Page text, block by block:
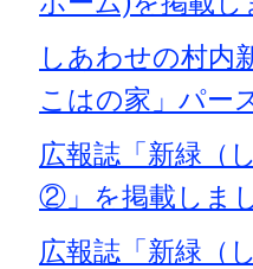
しあわせの村内
こはの家」パー
広報誌「新緑（
②」を掲載しま
広報誌「新緑（